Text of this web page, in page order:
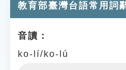
知識索引
教育部臺灣台語常用詞
音讀：
ko-lí/ko-lú